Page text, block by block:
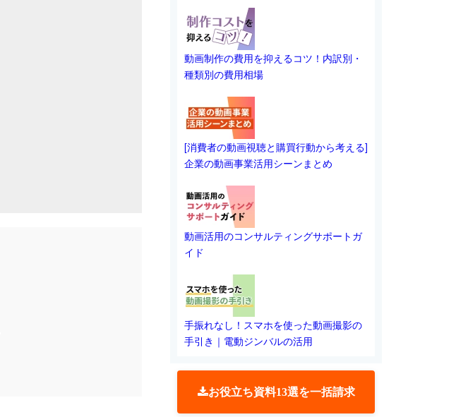
動画制作の費用を抑えるコツ！内訳別・
種類別の費用相場
[消費者の動画視聴と購買行動から考える]
企業の動画事業活用シーンまとめ
動画活用のコンサルティングサポートガ
イド
手振れなし！スマホを使った動画撮影の
手引き｜電動ジンバルの活用
お役立ち資料13選を一括請求